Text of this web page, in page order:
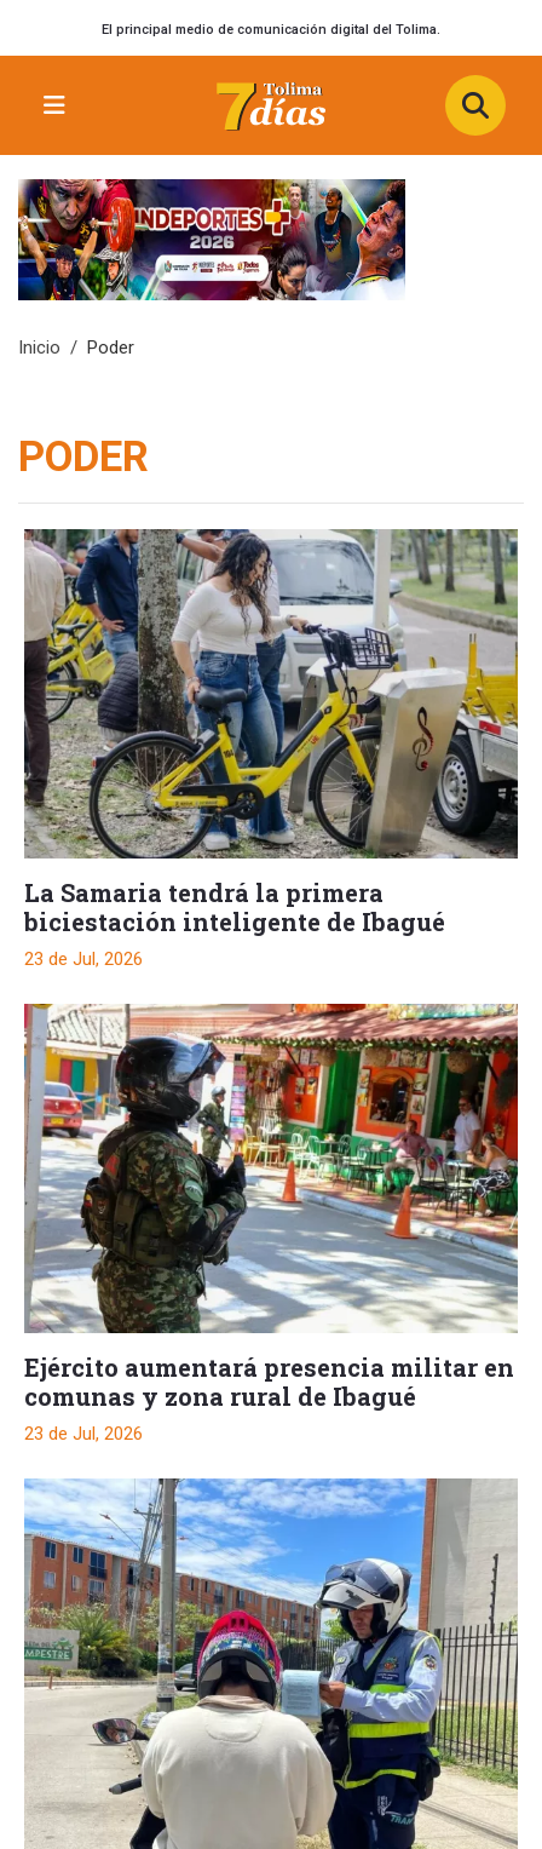
El principal medio de comunicación digital del Tolima.
Inicio Poder
PODER
La Samaria tendrá la primera
biciestación inteligente de Ibagué
23 de Jul, 2026
Ejército aumentará presencia militar en
comunas y zona rural de Ibagué
23 de Jul, 2026